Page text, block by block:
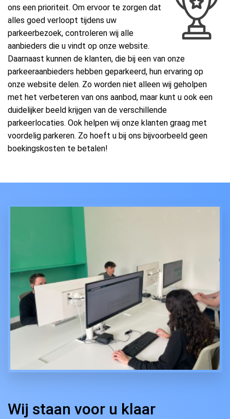
ons een prioriteit. Om ervoor te zorgen dat
alles goed verloopt tijdens uw
parkeerbezoek, controleren wij alle
aanbieders die u vindt op onze website.
Daarnaast kunnen de klanten, die bij een van onze
parkeeraanbieders hebben geparkeerd, hun ervaring op
onze website delen. Zo worden niet alleen wij geholpen
met het verbeteren van ons aanbod, maar kunt u ook een
duidelijker beeld krijgen van de verschillende
parkeerlocaties. Ook helpen wij onze klanten graag met
voordelig parkeren. Zo hoeft u bij ons bijvoorbeeld geen
boekingskosten te betalen!
Wij staan voor u klaar